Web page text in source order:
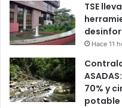
TSE
Hace 11
70% y
potable